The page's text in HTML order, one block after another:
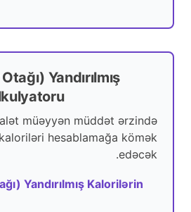
Yandırılmış
müəyyən müddət ərzində
kaloriləri hesablamağa kömək
edəcək.
Yandırılmış Kalorilərin